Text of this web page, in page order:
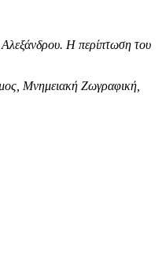
Η περίπτωση του
Μνημειακή Ζωγραφική,